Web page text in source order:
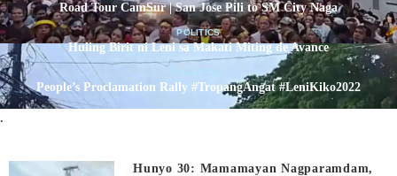
Road Tour CamSur | San Jose Pili to SM City Naga
POLITICS
Huling Birit ni Leni sa Makati Miting de Avance
People’s Proclamation Rally #TropangAngat #LeniKiko2022
.
Hunyo 30: Mamamayan Nagparamdam,